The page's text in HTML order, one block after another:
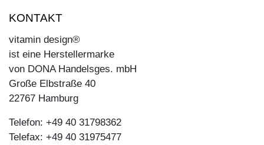
KONTAKT
vitamin design®
ist eine Herstellermarke
von DONA Handelsges. mbH
Große Elbstraße 40
22767 Hamburg
Telefon: +49 40 31798362
Telefax: +49 40 31975477